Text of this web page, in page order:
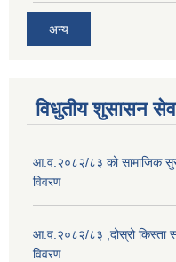
अन्य
विधुतीय शुसासन
आ.व.२०८२/८३ को सामाजिक
विवरण
आ.व.२०८२/८३ ,दोस्रो किस्ता
विवरण